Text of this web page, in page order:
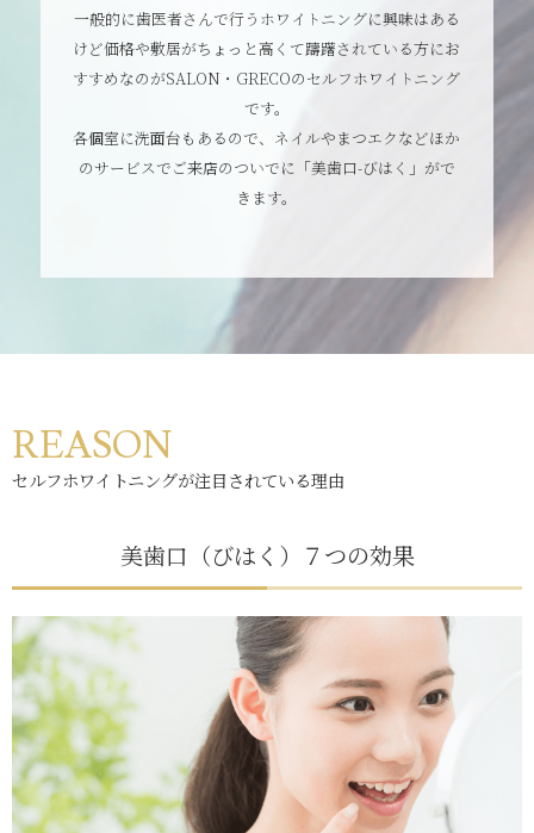
一般的に歯医者さんで行うホワイトニングに興味はある
けど価格や敷居がちょっと高くて躊躇されている方にお
すすめなのがSALON・GRECOのセルフホワイトニング
です。
各個室に洗面台もあるので、ネイルやまつエクなどほか
のサービスでご来店のついでに「美歯口-びはく」がで
きます。
REASON
セルフホワイトニングが注目されている理由
美歯口（びはく）７つの効果